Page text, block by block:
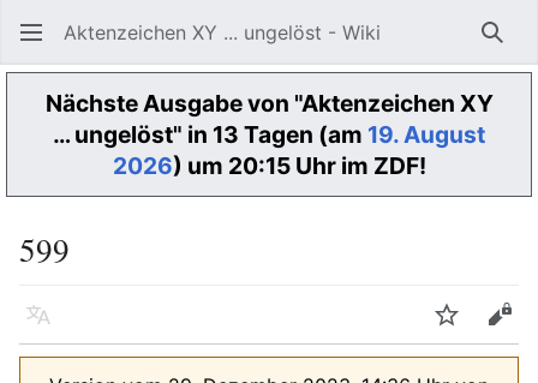
Aktenzeichen XY ... ungelöst - Wiki
Nächste Ausgabe von "Aktenzeichen XY
… ungelöst" in 13 Tagen (am 19. August
2026) um 20:15 Uhr im ZDF!
599
Sprache